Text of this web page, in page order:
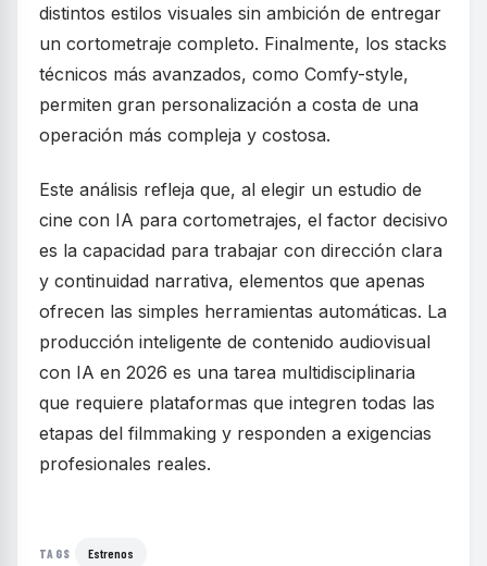
distintos estilos visuales sin ambición de entregar
un cortometraje completo. Finalmente, los stacks
técnicos más avanzados, como Comfy-style,
permiten gran personalización a costa de una
operación más compleja y costosa.
Este análisis refleja que, al elegir un estudio de
cine con IA para cortometrajes, el factor decisivo
es la capacidad para trabajar con dirección clara
y continuidad narrativa, elementos que apenas
ofrecen las simples herramientas automáticas. La
producción inteligente de contenido audiovisual
con IA en 2026 es una tarea multidisciplinaria
que requiere plataformas que integren todas las
etapas del filmmaking y responden a exigencias
profesionales reales.
TAGS Estrenos